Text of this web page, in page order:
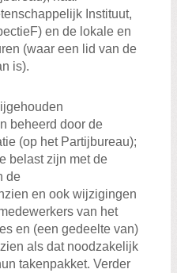
Instituut,
en de lokale en
(waar een lid van de
is).
beheerd door de
(op het Partijbureau);
belast zijn met de
de
en ook wijzigingen
van het
en (een gedeelte van)
als dat noodzakelijk
takenpakket. Verder